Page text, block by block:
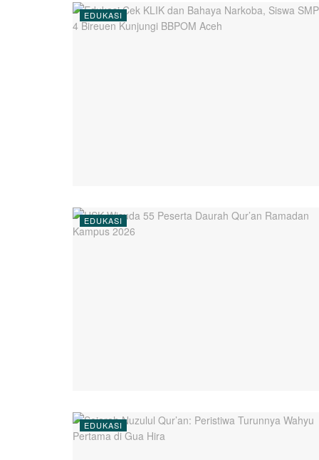
EDUKASI
EDUKASI
EDUKASI